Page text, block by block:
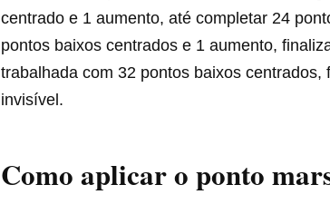
centrado e 1 aumento, até completar 24
pontos baixos centrados e 1 aumento,
trabalhada com 32 pontos baixos
invisível.
Como aplicar o ponto